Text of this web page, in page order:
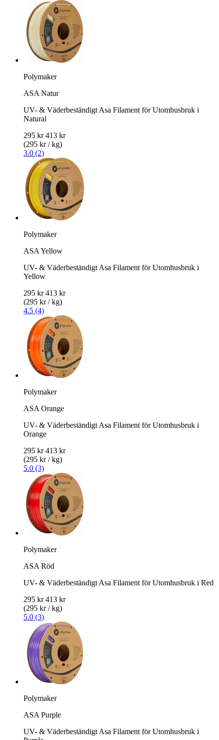
Polymaker
ASA Natur
UV- & Väderbeständigt Asa Filament för Utomhusbruk i
Natural
295 kr 413 kr
(295 kr / kg)
3.0 (2)
Polymaker
ASA Yellow
UV- & Väderbeständigt Asa Filament för Utomhusbruk i
Yellow
295 kr 413 kr
(295 kr / kg)
4.5 (4)
Polymaker
ASA Orange
UV- & Väderbeständigt Asa Filament för Utomhusbruk i
Orange
295 kr 413 kr
(295 kr / kg)
5.0 (3)
Polymaker
ASA Röd
UV- & Väderbeständigt Asa Filament för Utomhusbruk i Red
295 kr 413 kr
(295 kr / kg)
5.0 (3)
Polymaker
ASA Purple
UV- & Väderbeständigt Asa Filament för Utomhusbruk i